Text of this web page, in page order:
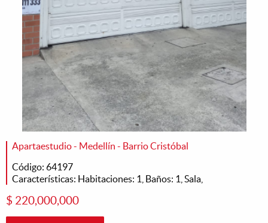
Apartaestudio - Medellín - Barrio Cristóbal
Código: 64197
Características: Habitaciones: 1, Baños: 1, Sala,
$ 220,000,000